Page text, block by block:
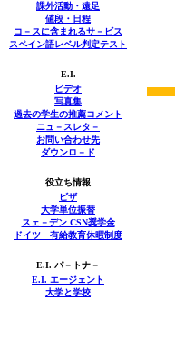
課外活動・遠足
値段・日程
コ－スに含まれるサ－ビス
スペイン語レベル判定テスト
E.I.
ビデオ
写真集
過去の学生の推薦コメント
ニュ－スレタ－
お問い合わせ先
ダウンロ－ド
役立ち情報
ビザ
大学単位振替
スェ－デン CSN奨学金
ドイツ 有給教育休暇制度
E.I. パ－トナ－
E.I. エージェント
大学と学校